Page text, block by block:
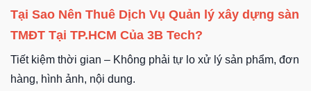
Tại Sao Nên Thuê Dịch Vụ Quản lý xây dựng sàn
TMĐT Tại TP.HCM Của 3B Tech?
Tiết kiệm thời gian – Không phải tự lo xử lý sản phẩm, đơn
hàng, hình ảnh, nội dung.